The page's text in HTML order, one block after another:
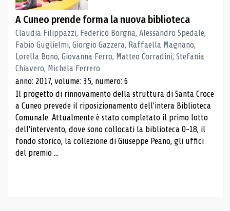
A Cuneo prende forma la nuova biblioteca
Claudia Filippazzi, Federico Borgna, Alessandro Spedale,
Fabio Guglielmi, Giorgio Gazzera, Raffaella Magnano,
Lorella Bono, Giovanna Ferro, Matteo Corradini, Stefania
Chiavero, Michela Ferrero
anno: 2017, volume: 35, numero: 6
Il progetto di rinnovamento della struttura di Santa Croce
a Cuneo prevede il riposizionamento dell'intera Biblioteca
Comunale. Attualmente è stato completato il primo lotto
dell'intervento, dove sono collocati la biblioteca 0-18, il
fondo storico, la collezione di Giuseppe Peano, gli uffici
del premio ...